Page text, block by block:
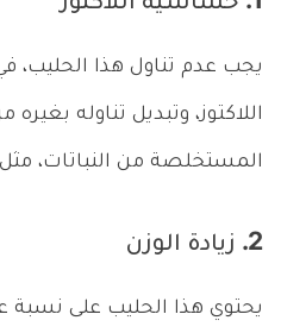
يجب عدم تناول هذا الحليب،
اللاكتوز، وتبديل تناوله بغيره
المستخلصة من النباتات، مثل
2. زيادة الوزن
يحتوي هذا الحليب على نسبة